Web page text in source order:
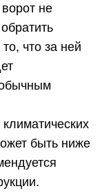
не
что за ней
быть ниже